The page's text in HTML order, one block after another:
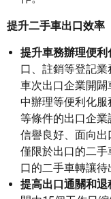
提升二手車出口效率
提升車務辦理便利
口、註銷等登記
車次出口企業開
中辦理等便利化
等條件的出口企業
信譽良好、面向
僅限於出口的二
口的二手車轉讓待
提高出口通關和退